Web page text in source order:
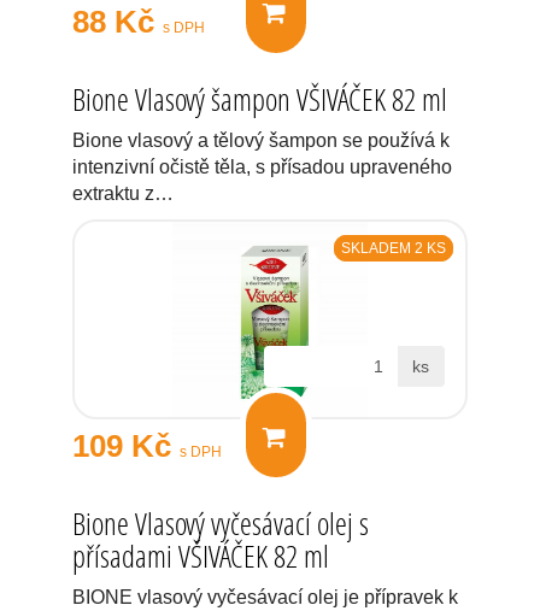
88 Kč s DPH
Bione Vlasový šampon VŠIVÁČEK 82 ml
Bione vlasový a tělový šampon se používá k
intenzivní očistě těla, s přísadou upraveného
extraktu z…
SKLADEM 2 KS
109 Kč s DPH
ks
Bione Vlasový vyčesávací olej s
přísadami VŠIVÁČEK 82 ml
BIONE vlasový vyčesávací olej je přípravek k